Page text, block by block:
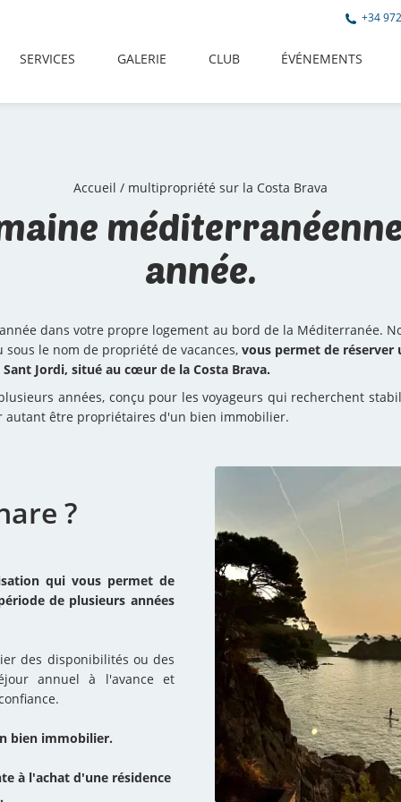
+34
SERVICES GALERIE CLUB ÉVÉNEMENTS
Accueil / multipropriété sur la Costa Brava
année.
dans votre propre logement au bord de la Méditerranée.
le nom de propriété de vacances, vous permet de réserver
Jordi, situé au cœur de la Costa Brava.
années, conçu pour les voyageurs qui recherchent
autant être propriétaires d'un bien immobilier.
?
qui vous permet de
de plusieurs années
des disponibilités ou des
annuel à l'avance et
bien immobilier.
à l'achat d'une résidence